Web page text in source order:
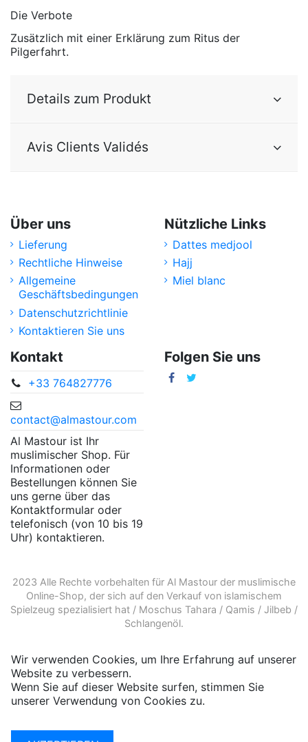
Die Verbote
Zusätzlich mit einer Erklärung zum Ritus der
Pilgerfahrt.
Details zum Produkt
Avis Clients Validés
Über uns
Lieferung
Rechtliche Hinweise
Allgemeine
Geschäftsbedingungen
Datenschutzrichtlinie
Kontaktieren Sie uns
Nützliche Links
Dattes medjool
Hajj
Miel blanc
Kontakt
+33 764827776
contact@almastour.com
Al Mastour ist Ihr
muslimischer Shop. Für
Informationen oder
Bestellungen können Sie
uns gerne über das
Kontaktformular oder
telefonisch (von 10 bis 19
Uhr) kontaktieren.
Folgen Sie uns
2023 Alle Rechte vorbehalten für Al Mastour der muslimische
Online-Shop, der sich auf den Verkauf von islamischem
Spielzeug spezialisiert hat / Moschus Tahara / Qamis / Jilbeb /
Schlangenöl.
Wir verwenden Cookies, um Ihre Erfahrung auf unserer
Website zu verbessern.
Wenn Sie auf dieser Website surfen, stimmen Sie
unserer Verwendung von Cookies zu.